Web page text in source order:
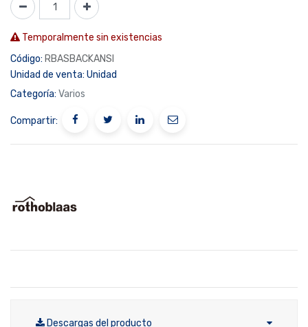
Temporalmente sin existencias
Código: RBASBACKANSI
Unidad de venta: Unidad
Categoría: Varios
Compartir:
Descargas del producto